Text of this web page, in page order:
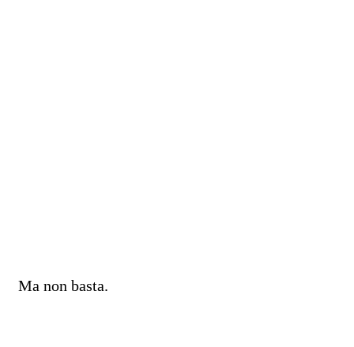
Ma non basta.